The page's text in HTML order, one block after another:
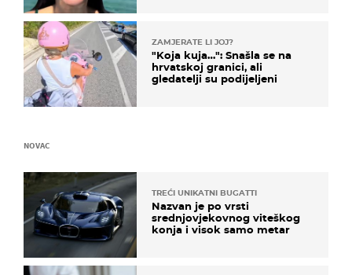
ZAMJERATE LI JOJ?
"Koja kuja…": Snašla se na
hrvatskoj granici, ali
gledatelji su podijeljeni
NOVAC
TREĆI UNIKATNI BUGATTI
Nazvan je po vrsti
srednjovjekovnog viteškog
konja i visok samo metar